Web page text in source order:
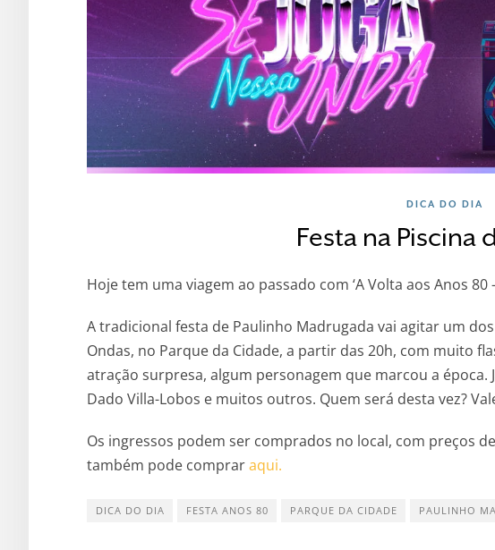
DICA DO DIA
Festa na Piscina
Hoje tem uma viagem ao passado com ‘A Volta aos Anos 80
A tradicional festa de Paulinho Madrugada vai agitar um
Ondas, no Parque da Cidade, a partir das 20h, com muito
atração surpresa, algum personagem que marcou a época.
Dado Villa-Lobos e muitos outros. Quem será desta vez?
Os ingressos podem ser comprados no local, com preços
também pode compraraqui.
DICA DO DIA FESTA ANOS 80 PARQUE DA CIDADE PAULINHO